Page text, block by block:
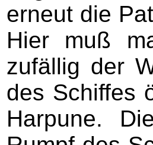
erneut die
Hier muß
zufällig der
des Schiffes
Harpune.